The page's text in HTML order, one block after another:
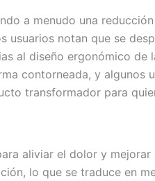
a menudo una
notan que se
al diseño ergonómico de
contorneada, y algunos
transformador para
aliviar el dolor y
lo que se traduce en